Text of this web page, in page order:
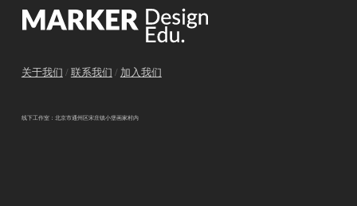
关于我们 / 联系我们 / 加入我们
线下工作室：北京市通州区宋庄镇小堡画家村内